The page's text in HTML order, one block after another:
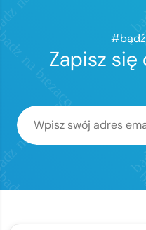
Zapisz się